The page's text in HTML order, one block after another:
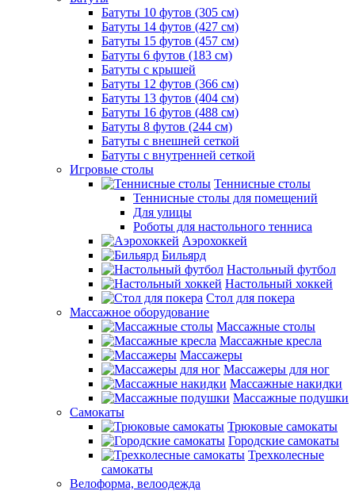
Батуты 10 футов (305 см)
Батуты 14 футов (427 см)
Батуты 15 футов (457 см)
Батуты 6 футов (183 см)
Батуты с крышей
Батуты 12 футов (366 см)
Батуты 13 футов (404 см)
Батуты 16 футов (488 см)
Батуты 8 футов (244 см)
Батуты с внешней сеткой
Батуты с внутренней сеткой
Игровые столы
Теннисные столы
Теннисные столы для помещений
Для улицы
Роботы для настольного тенниса
Аэрохоккей
Бильярд
Настольный футбол
Настольный хоккей
Стол для покера
Массажное оборудование
Массажные столы
Массажные кресла
Массажеры
Массажеры для ног
Массажные накидки
Массажные подушки
Самокаты
Трюковые самокаты
Городские самокаты
Трехколесные
самокаты
Велоформа, велоодежда